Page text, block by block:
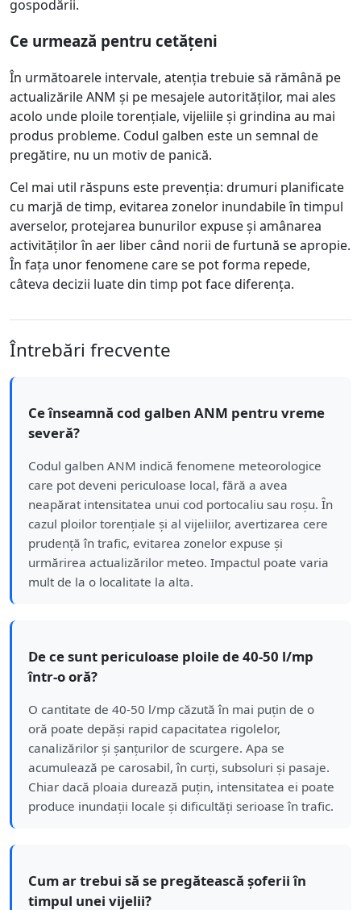
gospodării.
Ce urmează pentru cetățeni
În următoarele intervale, atenția trebuie să rămână pe
actualizările ANM și pe mesajele autorităților, mai ales
acolo unde ploile torențiale, vijeliile și grindina au mai
produs probleme. Codul galben este un semnal de
pregătire, nu un motiv de panică.
Cel mai util răspuns este prevenția: drumuri planificate
cu marjă de timp, evitarea zonelor inundabile în timpul
averselor, protejarea bunurilor expuse și amânarea
activităților în aer liber când norii de furtună se apropie.
În fața unor fenomene care se pot forma repede,
câteva decizii luate din timp pot face diferența.
Întrebări frecvente
Ce înseamnă cod galben ANM pentru vreme
severă?
Codul galben ANM indică fenomene meteorologice
care pot deveni periculoase local, fără a avea
neapărat intensitatea unui cod portocaliu sau roșu. În
cazul ploilor torențiale și al vijeliilor, avertizarea cere
prudență în trafic, evitarea zonelor expuse și
urmărirea actualizărilor meteo. Impactul poate varia
mult de la o localitate la alta.
De ce sunt periculoase ploile de 40-50 l/mp
într-o oră?
O cantitate de 40-50 l/mp căzută în mai puțin de o
oră poate depăși rapid capacitatea rigolelor,
canalizărilor și șanțurilor de scurgere. Apa se
acumulează pe carosabil, în curți, subsoluri și pasaje.
Chiar dacă ploaia durează puțin, intensitatea ei poate
produce inundații locale și dificultăți serioase în trafic.
Cum ar trebui să se pregătească șoferii în
timpul unei vijelii?